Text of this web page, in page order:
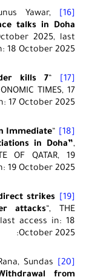
[16]
Yawar,
talks in Doha
2025, last
18 October 2025:
[17]
“
kills 7
TIMES, 17
17 October 2025:
[18]
“
Immediate
in Doha”,
OF QATAR, 19
19 October 2025:
[19]
strikes
attacks“, THE
last access in: 18
October 2025:
[20]
Sundas
from